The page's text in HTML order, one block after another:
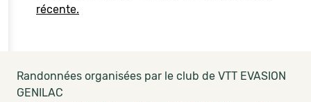
récente.
Randonnées organisées par le club de VTT EVASION
GENILAC